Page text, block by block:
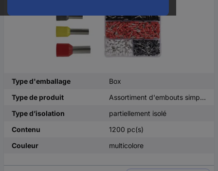
Type d'emballage
Box
Type de produit
Assortiment d'embouts simples
Type d’isolation
partiellement isolé
Contenu
1200 pc(s)
Couleur
multicolore